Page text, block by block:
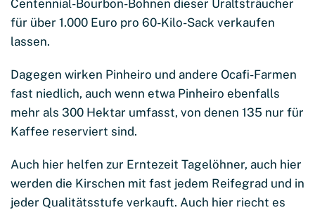
Centennial-Bourbon-Bohnen dieser Uraltsträucher
für über 1.000 Euro pro 60-Kilo-Sack verkaufen
lassen.
Dagegen wirken Pinheiro und andere Ocafi-Farmen
fast niedlich, auch wenn etwa Pinheiro ebenfalls
mehr als 300 Hektar umfasst, von denen 135 nur für
Kaffee reserviert sind.
Auch hier helfen zur Erntezeit Tagelöhner, auch hier
werden die Kirschen mit fast jedem Reifegrad und in
jeder Qualitätsstufe verkauft. Auch hier riecht es